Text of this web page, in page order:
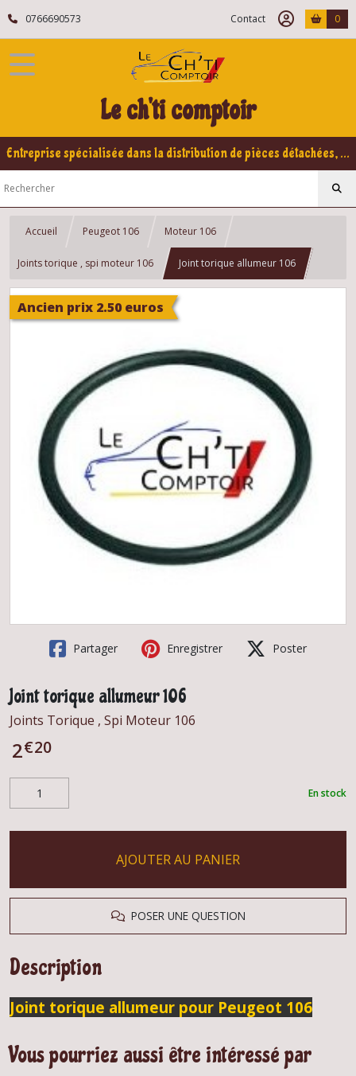
0766690573 Contact 0
Le ch'ti comptoir
Entreprise spécialisée dans la distribution de pièces détachées, refabrication pour voitures Yountimers Peugeot 205 GTI, 309 GTI - GTI16
Accueil Peugeot 106 Moteur 106
Joints torique , spi moteur 106 Joint torique allumeur 106
Ancien prix 2.50 euros
Partager Enregistrer Poster
Joint torique allumeur 106
Joints Torique , Spi Moteur 106
2€20
En stock
AJOUTER AU PANIER
POSER UNE QUESTION
Description
Joint torique allumeur pour Peugeot 106
Vous pourriez aussi être intéressé par